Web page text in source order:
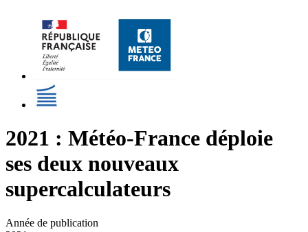
2021 : Météo-France déploie
ses deux nouveaux
supercalculateurs
Année de publication